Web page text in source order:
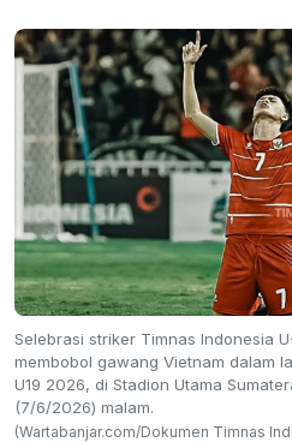
Selebrasi striker Timnas Indonesia
membobol gawang Vietnam dalam
U19 2026, di Stadion Utama
(7/6/2026) malam.
(Wartabanjar.com/Dokumen Timnas